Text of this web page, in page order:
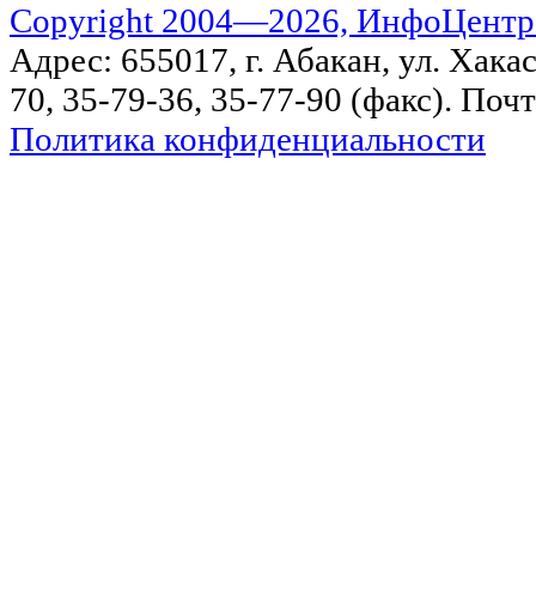
Copyright 2004—2026,
Адрес: 655017, г. Абакан, ул.
70, 35-79-36, 35-77-90 (факс).
Политика конфиденциальности